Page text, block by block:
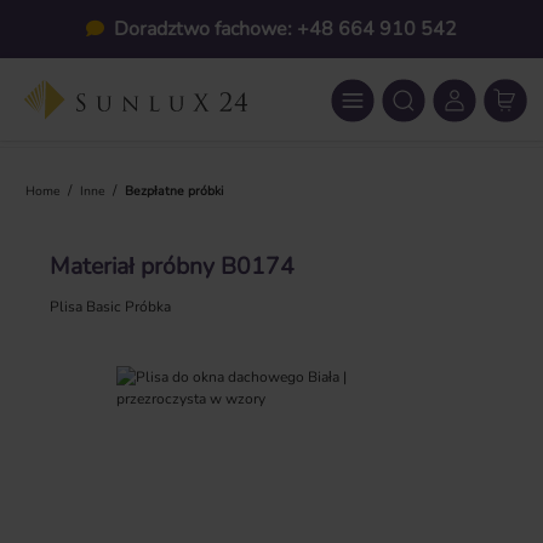
Przejdź do głównej zawartościDoradztwo fachowe: +48 664 910 542
Home / Inne / Bezpłatne próbki
Materiał próbny B0174
Plisa Basic Próbka
Pomiń galerię zdjęć